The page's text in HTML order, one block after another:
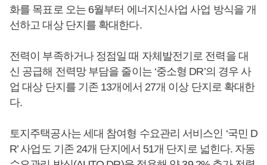
화를 목표로 오는 6월부터 에너지신사업 사업 방식을 개
선하고 대상 단지를 확대한다.
전력이 부족하거나 정점일 때 자체발전기로 전력을 대
신 공급해 전력망 부담을 줄이는 ‘중소형 DR’의 경우 사
업 대상 단지를 기존 13개에서 27개 이상 단지로 확대한
다.
토지주택공사는 세대 참여형 수요관리 서비스인 ‘국민 D
R’ 사업도 기존 24개 단지에서 51개 단지로 넓힌다. 자동